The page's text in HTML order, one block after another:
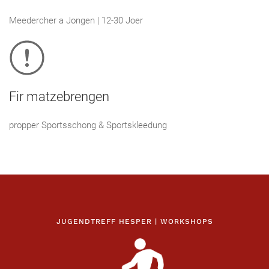
Meedercher a Jongen | 12-30 Joer
Fir matzebrengen
propper Sportsschong & Sportskleedung
JUGENDTREFF HESPER | WORKSHOPS